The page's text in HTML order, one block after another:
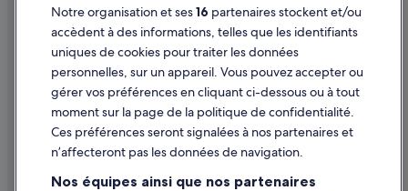
Aide
Assistance
Annuler votre vol
Annuler une réservation d'hôtel ou de location de vacances
Délais de remboursement
Notre organisation et ses16 partenaires stockent et/ou
accèdent à des informations, telles que les identifiants
uniques de cookies pour traiter les données
personnelles, sur un appareil. Vous pouvez accepter ou
gérer vos préférences en cliquant ci-dessous ou à tout
moment sur la page de la politique de confidentialité.
Ces préférences seront signalées à nos partenaires et
n’affecteront pas les données de navigation.
Nos équipes ainsi que nos partenaires